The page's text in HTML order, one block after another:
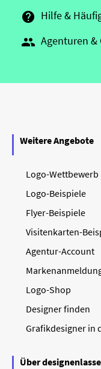
 Hilfe &
 Agenturen
Weitere Angebote
Logo-Wettbewerb
Logo-Beispiele
Flyer-Beispiele
Visitenkarten-
Agentur-Account
Logo-Shop
Designer finden
Grafikdesigner in
Über